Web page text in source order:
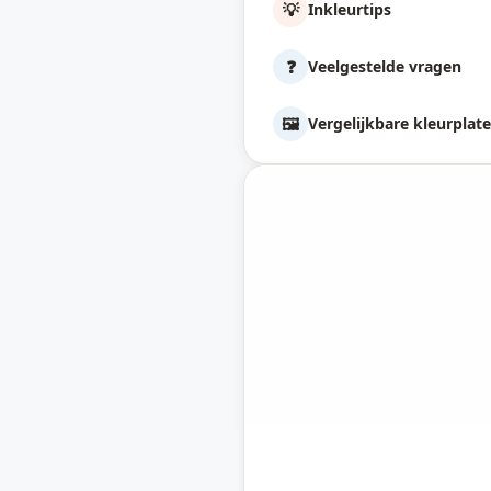
💡 Inkleurtips
❓ Veelgestelde vragen
🖼️ Vergelijkbare